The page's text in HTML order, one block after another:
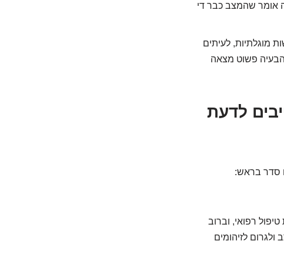
אומר שהמצב כבר די
מוגלתיות, לעיתים
פשוט מצאה
5 דברים שחייבים לדעת
סדר בראש:
רפואי, וברוב
לזיהומים